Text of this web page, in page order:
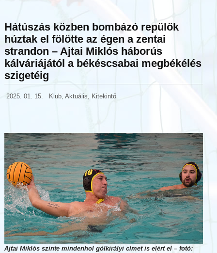
Hátúszás közben bombázó repülők
húztak el fölötte az égen a zentai
strandon – Ajtai Miklós háborús
kálváriájától a békéscsabai megbékélés
szigetéig
2025. 01. 15. Klub, Aktuális Kitekintő
Ajtai Miklós szinte mindenhol gólkirályi címet is elért el – fotó: